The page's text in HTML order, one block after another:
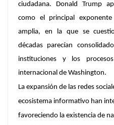
ciudadana. Donald Trump
como el principal
amplia, en la que se
décadas parecían
instituciones y los
internacional de Washington.
La expansión de las redes
ecosistema informativo han
favoreciendo la existencia de